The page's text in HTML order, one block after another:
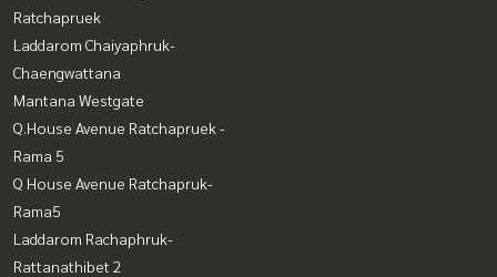
Ratchapruek
Laddarom Chaiyaphruk-
Chaengwattana
Mantana Westgate
Q.House Avenue Ratchapruek -
Rama 5
Q House Avenue Ratchapruk-
Rama5
Laddarom Rachaphruk-
Rattanathibet 2